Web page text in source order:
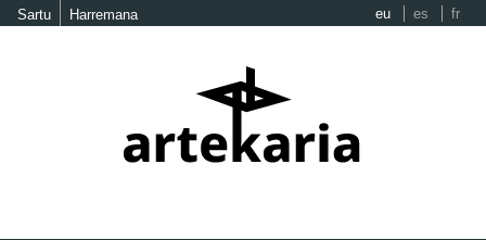
Sartu Harremana eu es fr